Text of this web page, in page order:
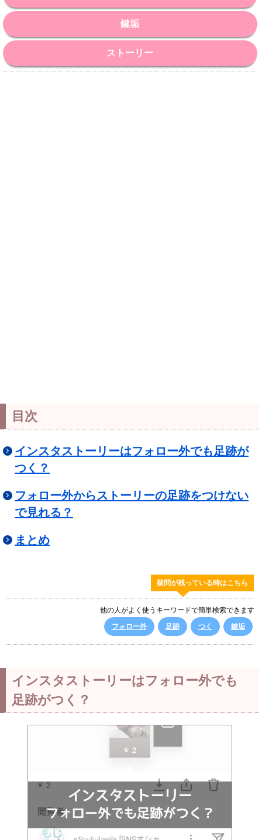
鍵垢
ストーリー
目次
インスタストーリーはフォロー外でも足跡が
つく？
フォロー外からストーリーの足跡をつけない
で見れる？
まとめ
疑問が残っている時はこちら
他の人がよく使うキーワードで簡単検索できます
フォロー外
足跡 つく 鍵垢
インスタストーリーはフォロー外でも
足跡がつく？